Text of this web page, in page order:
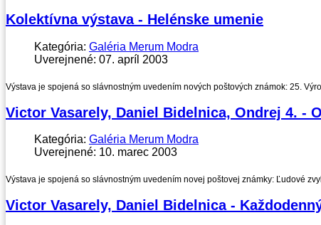
Kolektívna výstava - Helénske umenie
Kategória: Galéria Merum Modra
Uverejnené: 07. apríl 2003
Výstava je spojená so slávnostným uvedením nových poštových známok: 25.
Victor Vasarely, Daniel Bidelnica, Ondrej 4. -
Kategória: Galéria Merum Modra
Uverejnené: 10. marec 2003
Výstava je spojená so slávnostným uvedením novej poštovej známky: Ľudové
Victor Vasarely, Daniel Bidelnica -